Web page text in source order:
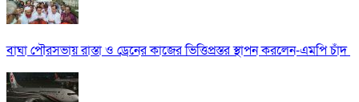
বাঘা পৌরসভায় রাস্তা ও ড্রেনের কাজের ভিত্তিপ্রস্তর স্থাপন করলেন-এমপি চাঁদ